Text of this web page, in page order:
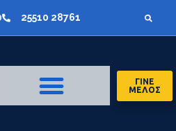
25510 28761
ΓΙΝΕ
ΜΕΛΟΣ